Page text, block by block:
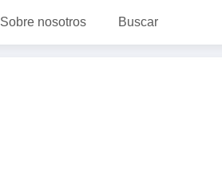
Sobre nosotros Buscar